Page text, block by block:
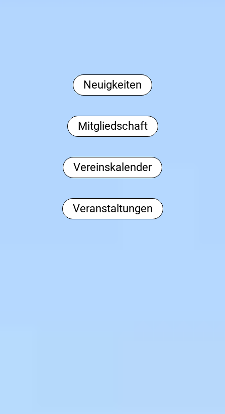
Neuigkeiten
Mitgliedschaft
Vereinskalender
Veranstaltungen